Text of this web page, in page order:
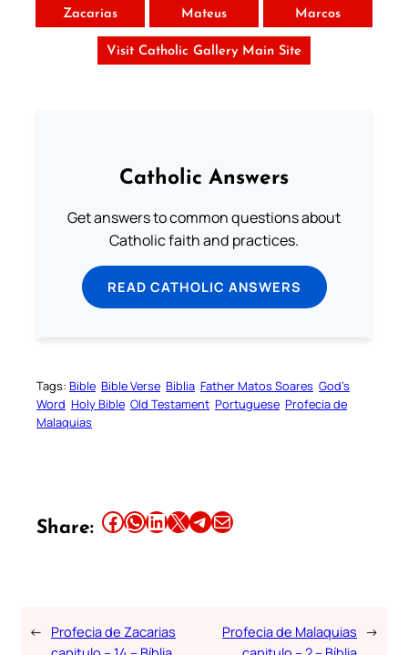
Zacarias Mateus Marcos
Visit Catholic Gallery Main Site
Catholic Answers
Get answers to common questions about
Catholic faith and practices.
READ CATHOLIC ANSWERS
Tags: Bible Bible Verse Biblia Father Matos Soares God’s
Word Holy Bible Old Testament Portuguese Profecia de
Malaquias
Share: Share this article on Facebook Share this article on WhatsApp Share this article on LinkedIn Share this article on X Share this article on TelegramEmail this Article
← Profecia de Zacarias
Profecia de Malaquias →